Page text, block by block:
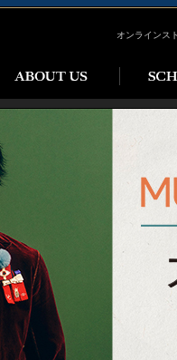
オンラインス